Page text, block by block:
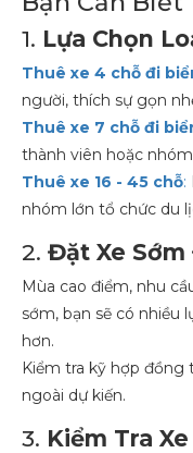
1. Lựa Chọn
Thuê xe 4 chỗ đi
người, thích sự gọn
Thuê xe 7 chỗ đi
thành viên hoặc
Thuê xe 16 - 45 chỗ:
nhóm lớn tổ chức du
2. Đặt Xe Sớm
Mùa cao điểm, nhu
sớm, bạn sẽ có nhiều
hơn.
Kiểm tra kỹ hợp đồng
ngoài dự kiến.
3. Kiểm Tra